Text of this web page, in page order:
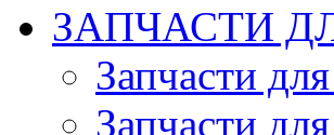
ЗАПЧАСТИ
Запчасти
Запчасти